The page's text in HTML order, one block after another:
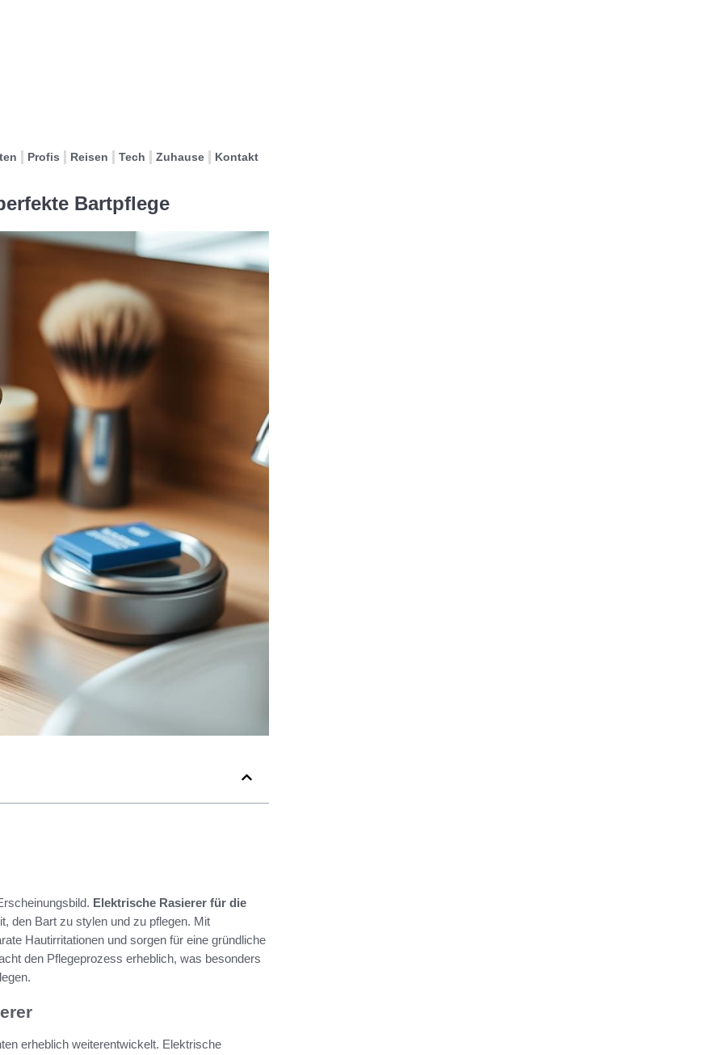
Profis Reisen Tech Zuhause Kontakt
Bartpflege
Elektrische Rasierer für die
den Bart zu stylen und zu pflegen. Mit
Hautirritationen und sorgen für eine gründliche
den Pflegeprozess erheblich, was besonders
erheblich weiterentwickelt. Elektrische